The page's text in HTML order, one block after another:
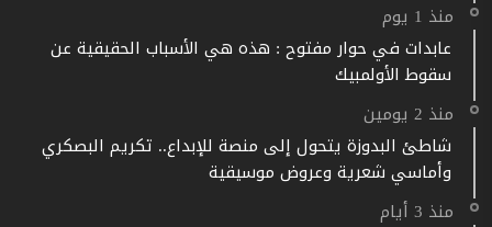
منذ 1 يوم
عابدات في حوار مفتوح : هذه هي الأسباب الحقيقية عن
سقوط الأولمبيك
منذ 2 يومين
شاطئ البدوزة يتحول إلى منصة للإبداع.. تكريم البصكري
وأماسي شعرية وعروض موسيقية
منذ 3 أيام